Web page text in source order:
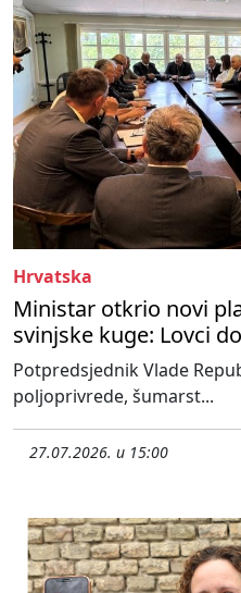
Hrvatska
Ministar otkrio novi
svinjske kuge: Lovci
Potpredsjednik Vlade
poljoprivrede, šumarst...
27.07.2026. u 15:00